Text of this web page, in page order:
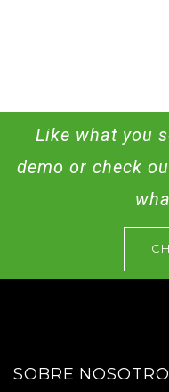
Like what you
demo or check
SOBRE